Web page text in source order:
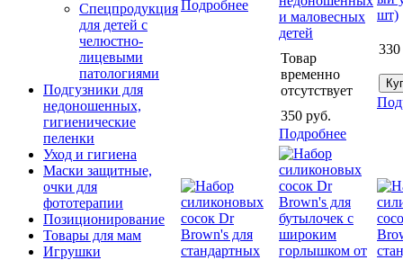
Спецпродукция
для детей с
челюстно-
лицевыми
патологиями
Подгузники для
недоношенных,
гигиенические
пеленки
Уход и гигиена
Маски защитные,
очки для
фототерапии
Позиционирование
Товары для мам
Игрушки
Подробнее
и маловесных
детей
Товар
временно
отсутствует
350 руб.
Подробнее
шт)
330